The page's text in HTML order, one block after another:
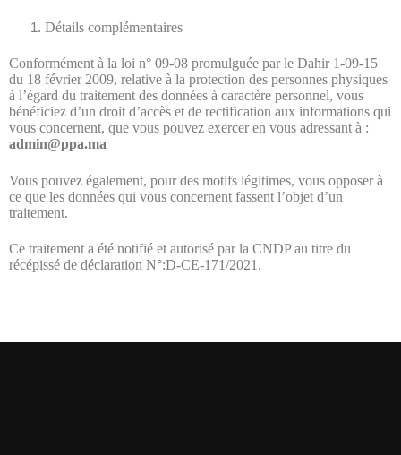
Détails complémentaires
Conformément à la loi n° 09-08 promulguée par le Dahir 1-09-15
du 18 février 2009, relative à la protection des personnes physiques
à l’égard du traitement des données à caractère personnel, vous
bénéficiez d’un droit d’accès et de rectification aux informations qui
vous concernent, que vous pouvez exercer en vous adressant à :
admin@ppa.ma
Vous pouvez également, pour des motifs légitimes, vous opposer à
ce que les données qui vous concernent fassent l’objet d’un
traitement.
Ce traitement a été notifié et autorisé par la CNDP au titre du
récépissé de déclaration N°:D-CE-171/2021.